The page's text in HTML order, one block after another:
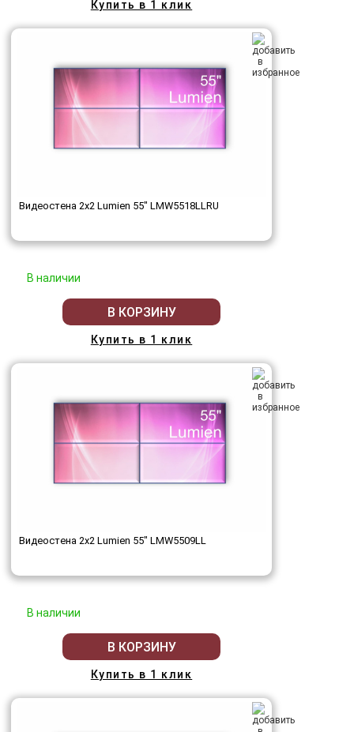
Купить в 1 клик
Видеостена 2x2 Lumien 55" LMW5518LLRU
В наличии
В КОРЗИНУ
Купить в 1 клик
Видеостена 2x2 Lumien 55" LMW5509LL
В наличии
В КОРЗИНУ
Купить в 1 клик